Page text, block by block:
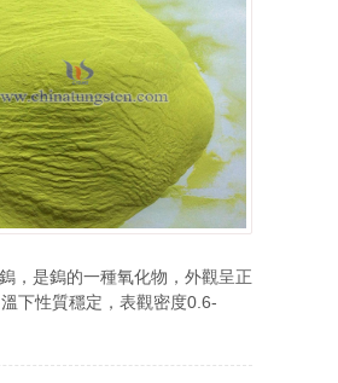
，是鎢的一種氧化物，外觀呈正
下性質穩定，表觀密度0.6-